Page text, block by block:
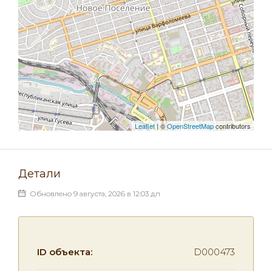
Leaflet| ©OpenStreetMapcontributors
Детали
Обновлено 9 августа, 2026 в 12:03 дп
ID объекта: D000473